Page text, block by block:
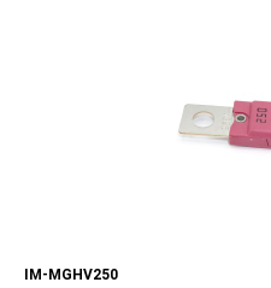
IM-MGHV250